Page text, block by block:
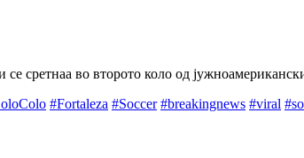
сретнаа во второто коло од
#Fortaleza #Soccer #breakingnews #viral